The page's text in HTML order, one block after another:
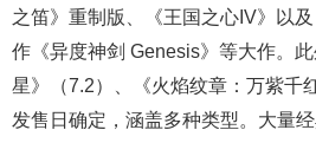
之笛》重制版、《王国之心IV》以
作《异度神剑 Genesis》等大作。
星》（7.2）、《火焰纹章：万紫千
发售日确定，涵盖多种类型。大量